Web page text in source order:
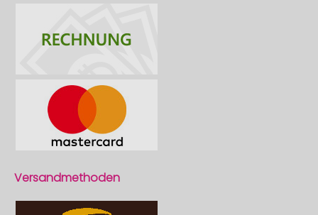
Versandmethoden